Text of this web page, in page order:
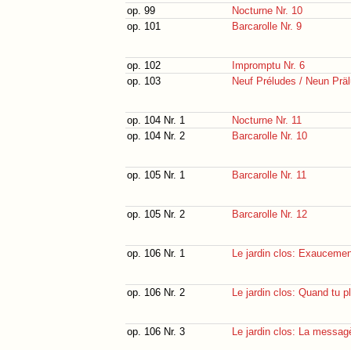
op. 99
Nocturne Nr. 10
op. 101
Barcarolle Nr. 9
op. 102
Impromptu Nr. 6
op. 103
Neuf Préludes / Neun
op. 104 Nr. 1
Nocturne Nr. 11
op. 104 Nr. 2
Barcarolle Nr. 10
op. 105 Nr. 1 Barcarolle Nr. 11
op. 105 Nr. 2 Barcarolle Nr. 12
op. 106 Nr. 1 Le jardin clos:
op. 106 Nr. 2 Le jardin clos: Quand tu
op. 106 Nr. 3 Le jardin clos: La